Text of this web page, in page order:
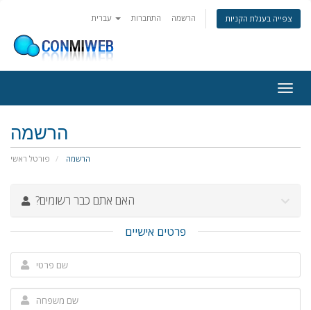
התחברות הרשמה צפייה בעגלת הקניות
ניווט
הרשמה
פורטל ראשי הרשמה
?האם אתם כבר רשומים
פרטים אישיים